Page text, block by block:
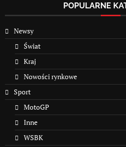
POPULARNE
Newsy
Świat
Kraj
Nowości rynkowe
Sport
MotoGP
Inne
WSBK